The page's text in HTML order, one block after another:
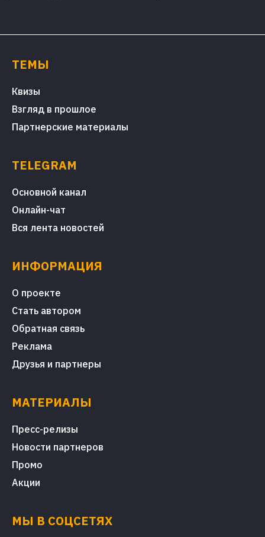
ТЕМЫ
Квизы
Взгляд в прошлое
Партнерские материалы
TELEGRAM
Основной канал
Онлайн-чат
Вся лента новостей
ИНФОРМАЦИЯ
О проекте
Стать автором
Обратная связь
Реклама
Друзья и партнеры
МАТЕРИАЛЫ
Пресс-релизы
Новости партнеров
Промо
Акции
МЫ В СОЦСЕТЯХ